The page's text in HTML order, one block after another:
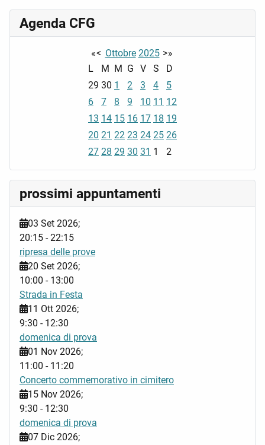
Agenda CFG
«< Ottobre 2025 >»
L
M M G V S
D
29 30 1 2 3 4
5
6
7 8 9 10 11 12
13 14 15 16 17 18 19
20 21 22 23 24 25 26
27 28 29 30 31 1 2
prossimi appuntamenti
03 Set 2026;
20:15 -22:15
ripresa delle prove
20 Set 2026;
10:00 - 13:00
Strada in Festa
11 Ott 2026;
9:30 - 12:30
domenica di prova
01 Nov 2026;
11:00 - 11:20
Concerto commemorativo in cimitero
15 Nov 2026;
9:30 - 12:30
domenica di prova
07 Dic 2026;